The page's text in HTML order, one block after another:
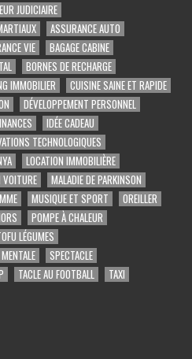
JUDICIAIRE
ASSURANCE AUTO
VIE
BAGAGE CABINE
BORNES DE RECHARGE
IMMOBILIER
CUISINE SAINE ET RAPIDE
DÉVELOPPEMENT PERSONNEL
IDÉE CADEAU
TECHNOLOGIQUES
LOCATION IMMOBILIÈRE
VOITURE
MALADIE DE PARKINSON
MUSIQUE ET SPORT
OREILLER
POMPE À CHALEUR
LÉGUMES
SPECTACLE
TACLE AU FOOTBALL
TAXI